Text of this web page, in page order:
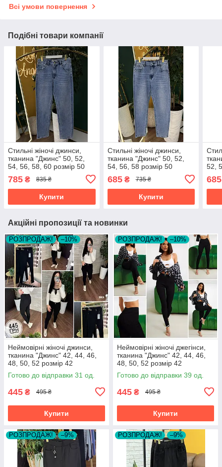
Всі умови повернення
Подібні товари компанії
Стильні жіночі джинси,
тканина "Джинс" 50, 52,
54, 56, 58, 60 розмір 50
785 ₴ 835 ₴
Купити
Стильні жіночі джинси,
тканина "Джинс" 50, 52,
54, 56, 58 розмір 50
685₴ 735 ₴
Купити
52,
685
Акційні пропозиції та новинки
РОЗПРОДАЖ! –10%
Неймовірні жіночі джинси,
тканина "Джинс" 42, 44, 46,
48, 50, 52 розмір 42
Готово до відправки 31 од.
445 ₴ 495 ₴
Купити
РОЗПРОДАЖ! –10%
Неймовірні жіночі джегінси,
тканина "Джинс" 42, 44, 46,
48, 50, 52 розмір 42
Готово до відправки 39 од.
445 ₴ 495 ₴
Купити
РОЗПРОДАЖ! –9% РОЗПРОДАЖ! –9%